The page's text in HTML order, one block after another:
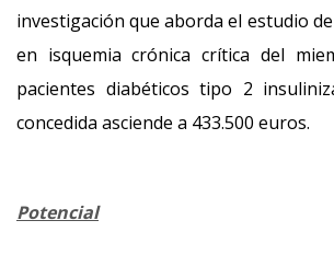
investigación que aborda el estudio
en isquemia crónica crítica del
pacientes diabéticos tipo 2
concedida asciende a 433.500 euros.
Potencial